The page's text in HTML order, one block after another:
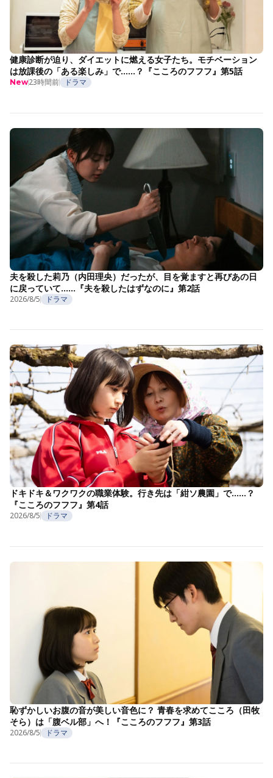
健康診断が迫り、ダイエットに燃える女子たち。モチベーション
は放課後の「ある楽しみ」で……？『こころのフフフ』第5話
New23時間前 ドラマ
夫を殺した莉乃（内田理央）だったが、目を覚ますと再びあの日
に戻っていて……『夫を殺したはずなのに』第2話
2026/8/5 ドラマ
ドキドキ＆ワクワクの職業体験。行き先は「紺ソ農園」で……？
『こころのフフフ』第4話
2026/8/5 ドラマ
恥ずかしいお腹の音が美しい音色に？ 青春を求めてこころ（田牧
そら）は「腹ベル部」へ！『こころのフフフ』第3話
2026/8/5 ドラマ